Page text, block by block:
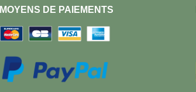
MOYENS DE PAIEMENTS